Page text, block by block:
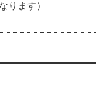
ります）